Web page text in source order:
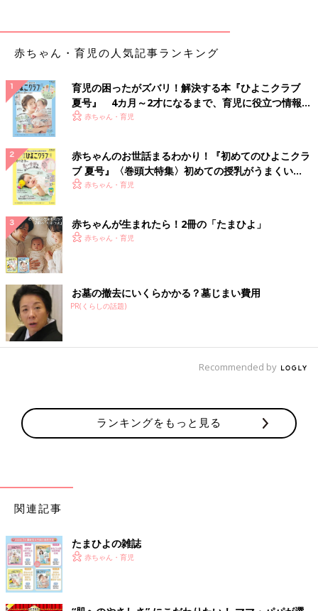
あります。
そのような問題に直面したときに、「自分一人でかかえられるレ
を頼り、“問題を一人でかかえない”ことを、考えてみてはどうで
しょうか。
今は、ウィズコロナの状況で「周囲に頼りにくい…」と思われる
ママ・パパもいるかもしれません。でも、直接会わなくても頼る
たとえば、オンラインで、気になっていることをお友だちにお話
しするだけでもいいと思います。うまく自分の気持ちを出せる場
所を作っていけることが大切です。
子どもを産むまでは、自分一人が頑張って、自分が我慢すればな
んとかなってきたママ・パパほど、周囲に頼るのが難しく、苦手
ではないでしょうか。
かつての私自身がそうだったので、「周囲に頼ってはいけない」
と思って頑張ってしまう親の気持ちは、よくわかります。
そして、ママ・パパ自身の笑顔が増えたら、目の前にいる赤ちゃ
んを見てみてください。ウィズコロナ時代の現実は変わっていな
いけれど、赤ちゃんはそのことを気にする様子もなく、ママ・パ
パの顔を見つめていますよ。
目の前にいる赤ちゃんとの時間を楽しむ、置かれている状況で楽
しむ方法を見つけていけたらすてきですね。外出が難しいかもし
文・監修／藤井明子先生 構成／ひよこクラブ編集部
切。手指の操作性、
促す・３児のママ小
赤ちゃん・育児の人気記事ランキング
育児の困ったがズバリ！解決する本『ひよこクラブ
夏号』 4カ月～2才になるまで、育児に役立つ情報が
いっぱい！
赤ちゃん・育児
赤ちゃんのお世話まるわかり！『初めてのひよこクラ
ブ 夏号』〈巻頭大特集〉初めての授乳がうまくい
く！ おっぱい・ミルクの基本と夏のトラブル 解決テ
赤ちゃん・育児
赤ちゃんが生まれたら！2冊の「たまひよ」
赤ちゃん・育児
お墓の撤去にいくらかかる？墓じまい費用
PR(くらしの話題)
Recommended by
ランキングをもっと見る
関連記事
たまひよの雑誌
赤ちゃん・育児